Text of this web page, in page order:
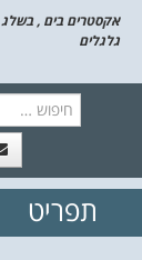
אקסטרים בים , בשלג
גלגלים
//
תפריט